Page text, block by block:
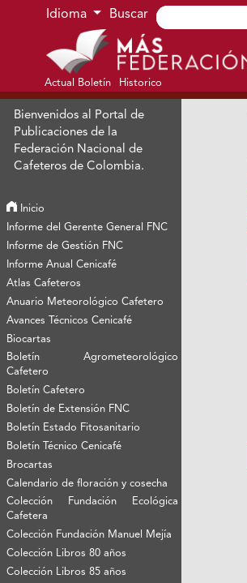
Ir al menú de navegación principal
Ir al contenido principal
Ir al pie de página del sitio
Idioma Buscar
Actual Boletín Historico
Bienvenidos al Portal de
Publicaciones de la
Federación Nacional de
Cafeteros de Colombia.
Inicio
Informe del Gerente General FNC
Informe de Gestión FNC
Informe Anual Cenicafé
Atlas Cafeteros
Anuario Meteorológico Cafetero
Avances Técnicos Cenicafé
Biocartas
Boletín Agrometeorológico
Cafetero
Boletín Cafetero
Boletín de Extensión FNC
Boletín Estado Fitosanitario
Boletín Técnico Cenicafé
Brocartas
Calendario de floración y cosecha
Colección Fundación Ecológica
Cafetera
Colección Fundación Manuel Mejía
Colección Libros 80 años
Colección Libros 85 años